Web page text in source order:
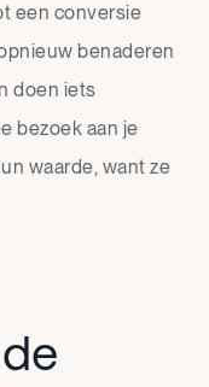
een conversie
benaderen
doen iets
bezoek aan je
waarde, want ze